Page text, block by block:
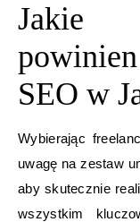
Jakie
SEO w
Wybierając
uwagę na zestaw
aby skutecznie
wszystkim